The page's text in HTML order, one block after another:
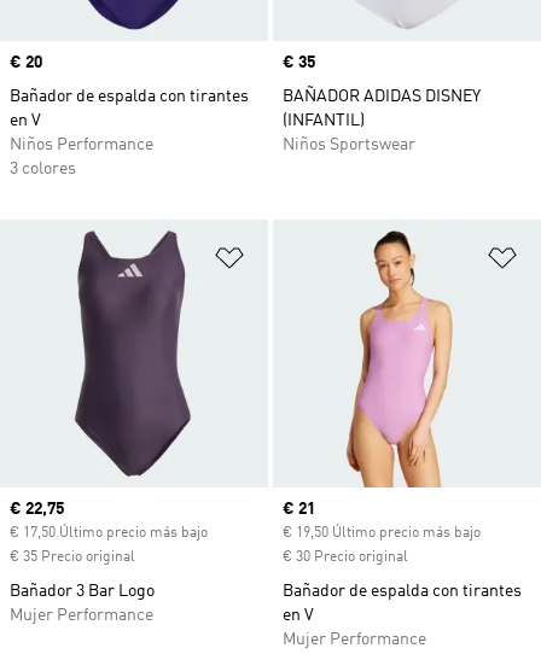
Precio
€ 20
Bañador de espalda con tirantes
en V
Niños Performance
3 colores
Precio
€ 35
BAÑADOR ADIDAS DISNEY
(INFANTIL)
Niños Sportswear
Añadir a la lista de deseos
Precio actual
€ 22,75
€ 17,50 Último precio más bajo
€ 35 Precio original
Bañador 3 Bar Logo
Mujer Performance
Precio actual
€ 21
€ 19,50 Último precio más bajo
€ 30 Precio original
Bañador de espalda con tirantes
en V
Mujer Performance